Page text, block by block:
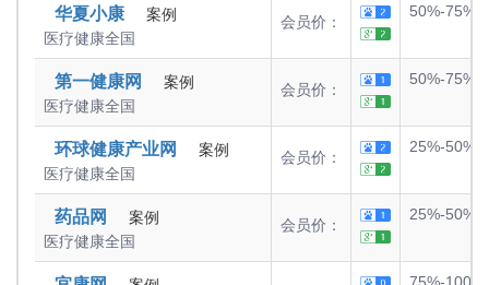
华夏小康
案例
医疗健康全国
会员价：
50%-75%
第一健康网
案例
医疗健康全国
会员价：
50%-75%
环球健康产业网
案例
医疗健康全国
会员价：
25%-50%
药品网
案例
医疗健康全国
会员价：
25%-50%
75%-100%